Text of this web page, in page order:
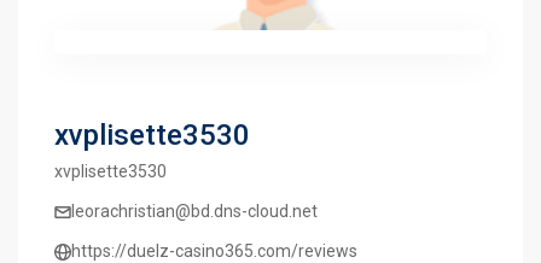
xvplisette3530
xvplisette3530
leorachristian@bd.dns-cloud.net
https://duelz-casino365.com/reviews